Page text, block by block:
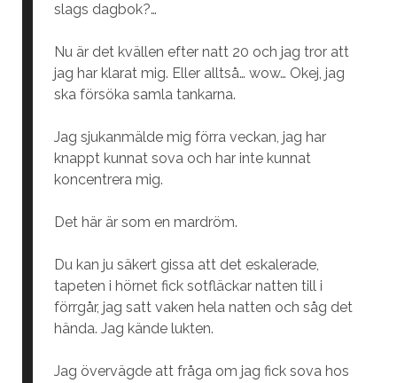
slags dagbok?…
Nu är det kvällen efter natt 20 och jag tror att
jag har klarat mig. Eller alltså… wow… Okej, jag
ska försöka samla tankarna.
Jag sjukanmälde mig förra veckan, jag har
knappt kunnat sova och har inte kunnat
koncentrera mig.
Det här är som en mardröm.
Du kan ju säkert gissa att det eskalerade,
tapeten i hörnet fick sotfläckar natten till i
förrgår, jag satt vaken hela natten och såg det
hända. Jag kände lukten.
Jag övervägde att fråga om jag fick sova hos